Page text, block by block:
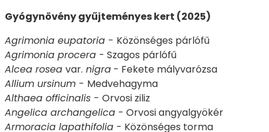
Gyógynövény gyűjteményes kert (2025)
Agrimonia eupatoria - Közönséges párlófű
Agrimonia procera - Szagos párlófű
Alcea rosea var. nigra - Fekete mályvarózsa
Allium ursinum - Medvehagyma
Althaea officinalis - Orvosi ziliz
Angelica archangelica - Orvosi angyalgyökér
Armoracia lapathifolia - Közönséges torma